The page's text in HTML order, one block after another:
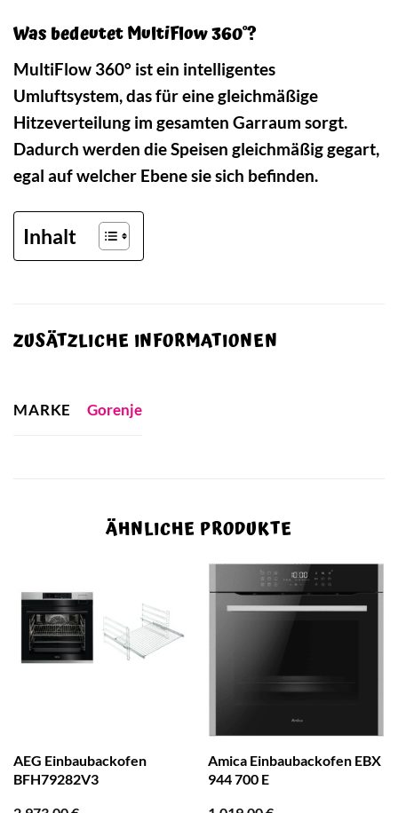
Was bedeutet MultiFlow 360°?
MultiFlow 360° ist ein intelligentes
Umluftsystem, das für eine gleichmäßige
Hitzeverteilung im gesamten Garraum sorgt.
Dadurch werden die Speisen gleichmäßig gegart,
egal auf welcher Ebene sie sich befinden.
Inhalt
ZUSÄTZLICHE INFORMATIONEN
MARKE Gorenje
ÄHNLICHE PRODUKTE
AEG Einbaubackofen
BFH79282V3
Amica Einbaubackofen EBX
944 700 E